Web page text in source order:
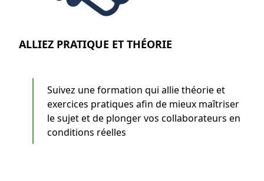
ALLIEZ PRATIQUE ET THÉORIE
Suivez une formation qui allie théorie et
exercices pratiques afin de mieux maîtriser
le sujet et de plonger vos collaborateurs en
conditions réelles